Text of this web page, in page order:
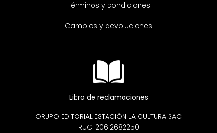
Términos y condiciones
Cambios y devoluciones
Libro de reclamaciones
GRUPO EDITORIAL ESTACIÓN LA CULTURA SAC
RUC: 20612682250